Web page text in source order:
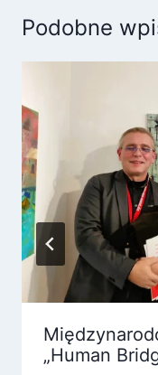
Podobne
„Human